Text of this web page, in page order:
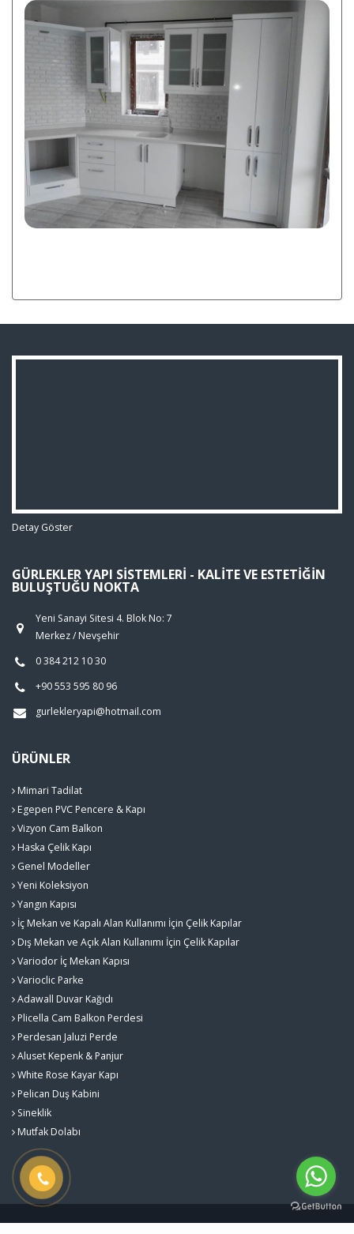
Detay Göster
GÜRLEKLER YAPI SISTEMLERI - KALITE VE ESTETIĞIN
BULUŞTUĞU NOKTA
Yeni Sanayi Sitesi 4. Blok No: 7
Merkez / Nevşehir
0 384 212 10 30
+90 553 595 80 96
gurlekleryapi@hotmail.com
ÜRÜNLER
Mimari Tadilat
Egepen PVC Pencere & Kapı
Vizyon Cam Balkon
Haska Çelik Kapı
Genel Modeller
Yeni Koleksiyon
Yangın Kapısı
İç Mekan ve Kapalı Alan Kullanımı İçin Çelik Kapılar
Dış Mekan ve Açık Alan Kullanımı İçin Çelik Kapılar
Variodor İç Mekan Kapısı
Varioclic Parke
Adawall Duvar Kağıdı
Plicella Cam Balkon Perdesi
Perdesan Jaluzi Perde
Aluset Kepenk & Panjur
White Rose Kayar Kapı
Pelican Duş Kabini
Sineklik
Mutfak Dolabı